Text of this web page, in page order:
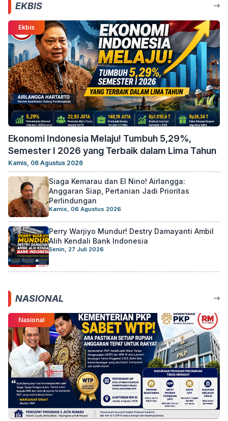
EKBIS
Ekbis
Ekonomi Indonesia Melaju! Tumbuh 5,29%,
Semester I 2026 yang Terbaik dalam Lima Tahun
Kamis, 06 Agustus 2026
Siaga Kemarau dan El Nino! Airlangga:
Anggaran Siap, Pertanian Jadi Prioritas
Perlindungan
Kamis, 06 Agustus 2026
Perry Warjiyo Mundur! Destry Damayanti Ambil
Alih Kendali Bank Indonesia
Senin, 27 Juli 2026
NASIONAL
Nasional